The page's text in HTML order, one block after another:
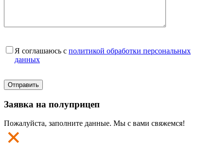
Я соглашаюсь с политикой обработки персональных
данных
Заявка на полуприцеп
Пожалуйста, заполните данные. Мы с вами свяжемся!